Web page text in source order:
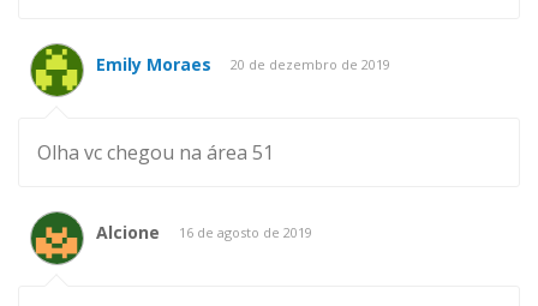
Emily Moraes 20 de dezembro de 2019
Olha vc chegou na área 51
Alcione 16 de agosto de 2019